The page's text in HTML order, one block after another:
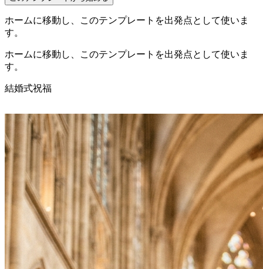
ホームに移動し、このテンプレートを出発点として使いま
す。
ホームに移動し、このテンプレートを出発点として使いま
す。
結婚式祝福